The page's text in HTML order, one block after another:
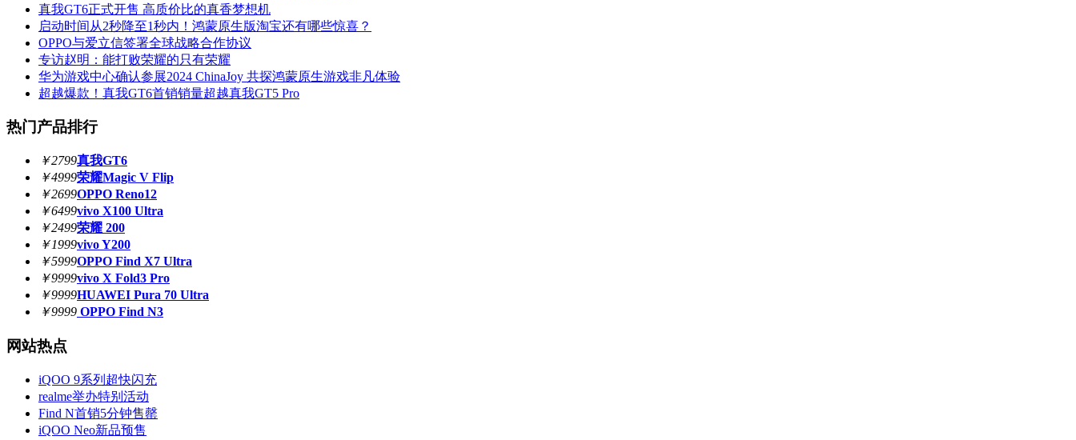
真我GT6正式开售 高质价比的真香梦想机
启动时间从2秒降至1秒内！鸿蒙原生版淘宝还有哪些惊喜？
OPPO与爱立信签署全球战略合作协议
专访赵明：能打败荣耀的只有荣耀
华为游戏中心确认参展2024 ChinaJoy 共探鸿蒙原生游戏非凡体验
超越爆款！真我GT6首销销量超越真我GT5 Pro
热门产品排行
￥2799真我GT6
￥4999荣耀Magic V Flip
￥2699OPPO Reno12
￥6499vivo X100 Ultra
￥2499荣耀 200
￥1999vivo Y200
￥5999OPPO Find X7 Ultra
￥9999vivo X Fold3 Pro
￥9999HUAWEI Pura 70 Ultra
￥9999 OPPO Find N3
网站热点
iQOO 9系列超快闪充
realme举办特别活动
Find N首销5分钟售罄
iQOO Neo新品预售